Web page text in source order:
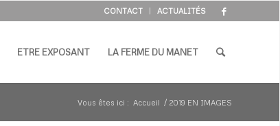
CONTACT ACTUALITÉS
ETRE EXPOSANT LA FERME DU MANET
Vous êtes ici : Accueil / 2019 EN IMAGES